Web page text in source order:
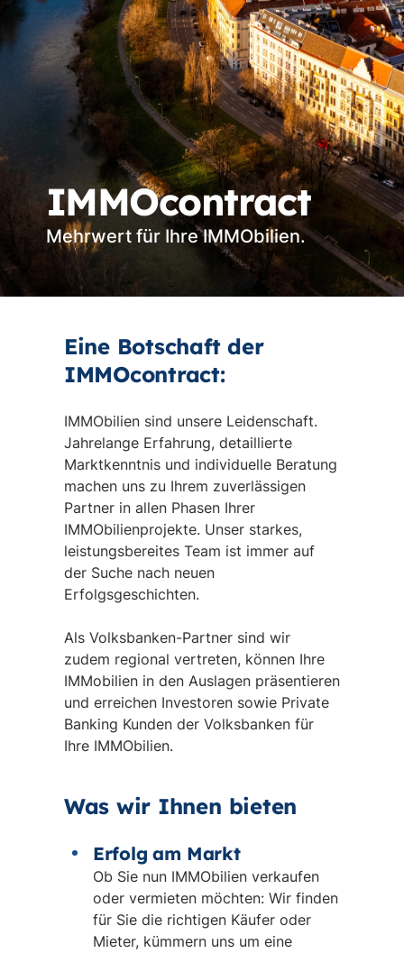
IMMOcontract
Mehrwert für Ihre IMMObilien.
Eine Botschaft der
IMMOcontract:
IMMObilien sind unsere Leidenschaft.
Jahrelange Erfahrung, detaillierte
Marktkenntnis und individuelle Beratung
machen uns zu Ihrem zuverlässigen
Partner in allen Phasen Ihrer
IMMObilienprojekte. Unser starkes,
leistungsbereites Team ist immer auf
der Suche nach neuen
Erfolgsgeschichten.
Als Volksbanken-Partner sind wir
zudem regional vertreten, können Ihre
IMMobilien in den Auslagen präsentieren
und erreichen Investoren sowie Private
Banking Kunden der Volksbanken für
Ihre IMMObilien.
Was wir Ihnen bieten
Erfolg am Markt
Ob Sie nun IMMObilien verkaufen
oder vermieten möchten: Wir finden
für Sie die richtigen Käufer oder
Mieter, kümmern uns um eine